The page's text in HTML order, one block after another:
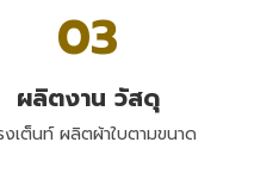
03
ผลิตงาน วัสดุ
งเต็นท์ ผลิตผ้าใบตามขนาด